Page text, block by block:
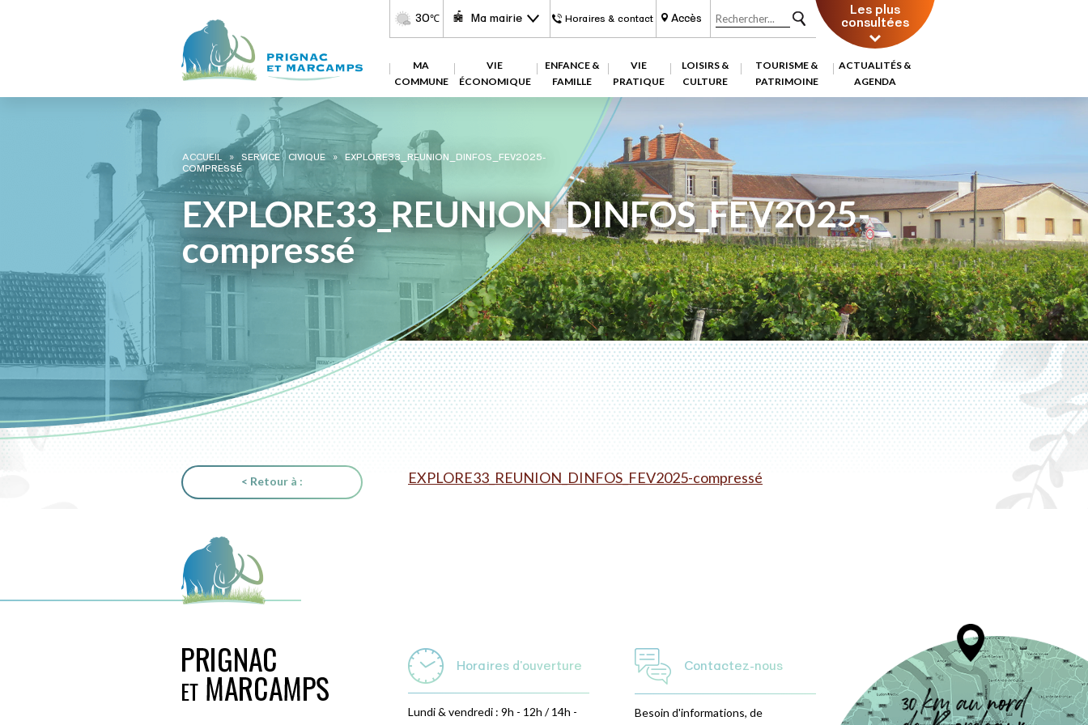
30℃ Ma mairie Horaires & contact Accès Les plus
consultées
MA
COMMUNE
VIE
ÉCONOMIQUE
ENFANCE &
FAMILLE
VIE
PRATIQUE
LOISIRS &
CULTURE
TOURISME &
PATRIMOINE
ACTUALITÉS &
AGENDA
ACCUEIL»SERVICE CIVIQUE»EXPLORE33_REUNION_DINFOS_FEV2025-
COMPRESSÉ
EXPLORE33_REUNION_DINFOS_FEV2025-
compressé
< Retour à : EXPLORE33_REUNION_DINFOS_FEV2025-compressé
Horaires d'ouverture
Lundi & vendredi : 9h - 12h / 14h -
Contactez-nous
Besoin d'informations, de